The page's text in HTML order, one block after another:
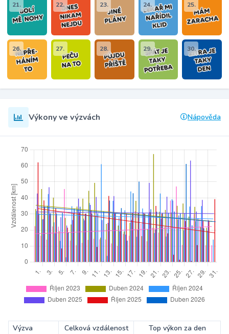
21. 22. 23. 24. 25.
26. 27. 28. 29. 30.
Výkony ve výzvách Nápověda
Výzva Celková vzdálenost
Top výkon za den